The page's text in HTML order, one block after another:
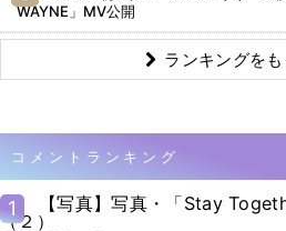
WAYNE」MV公開
ランキングを
コメントランキング
1
【写真】写真・「Stay
（２）